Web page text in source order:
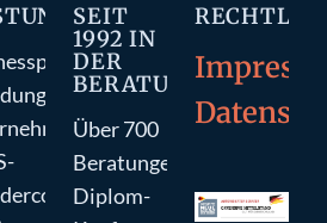
SEIT
1992 IN
DER
BERATUNG
Über 700
Beratungen
Diplom-